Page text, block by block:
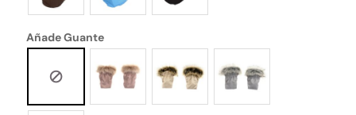
Añade Guante